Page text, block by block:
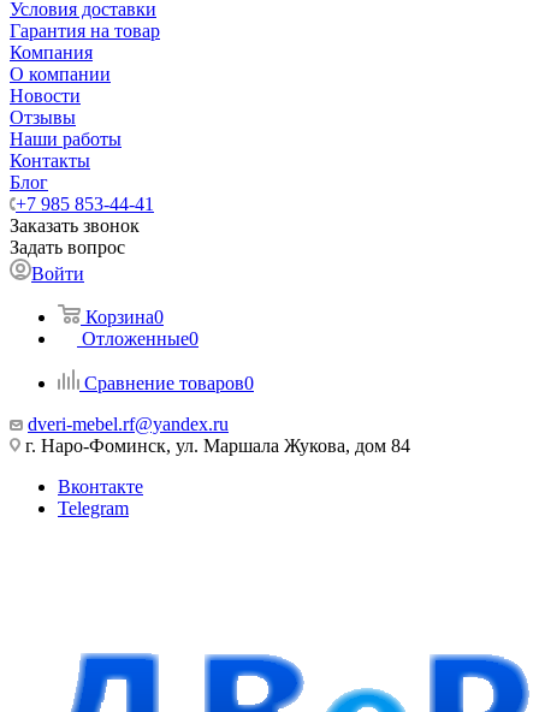
Условия доставки
Гарантия на товар
Компания
О компании
Новости
Отзывы
Наши работы
Контакты
Блог
+7 985 853-44-41
Заказать звонок
Задать вопрос
Войти
Корзина0
Отложенные0
Сравнение товаров0
dveri-mebel.rf@yandex.ru
г. Наро-Фоминск, ул. Маршала Жукова, дом 84
Вконтакте
Telegram